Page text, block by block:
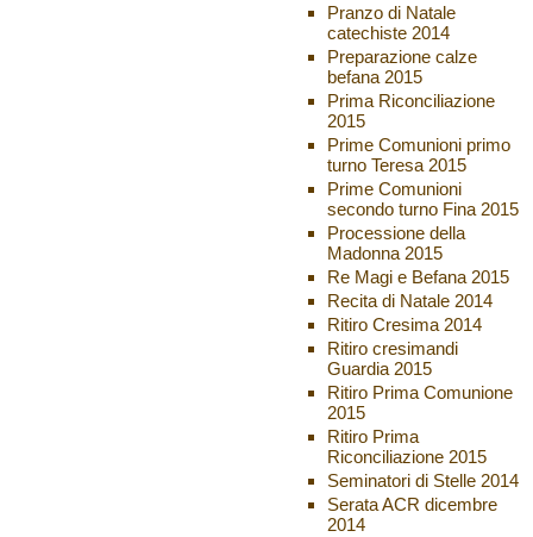
Pranzo di Natale
catechiste 2014
Preparazione calze
befana 2015
Prima Riconciliazione
2015
Prime Comunioni primo
turno Teresa 2015
Prime Comunioni
secondo turno Fina 2015
Processione della
Madonna 2015
Re Magi e Befana 2015
Recita di Natale 2014
Ritiro Cresima 2014
Ritiro cresimandi
Guardia 2015
Ritiro Prima Comunione
2015
Ritiro Prima
Riconciliazione 2015
Seminatori di Stelle 2014
Serata ACR dicembre
2014